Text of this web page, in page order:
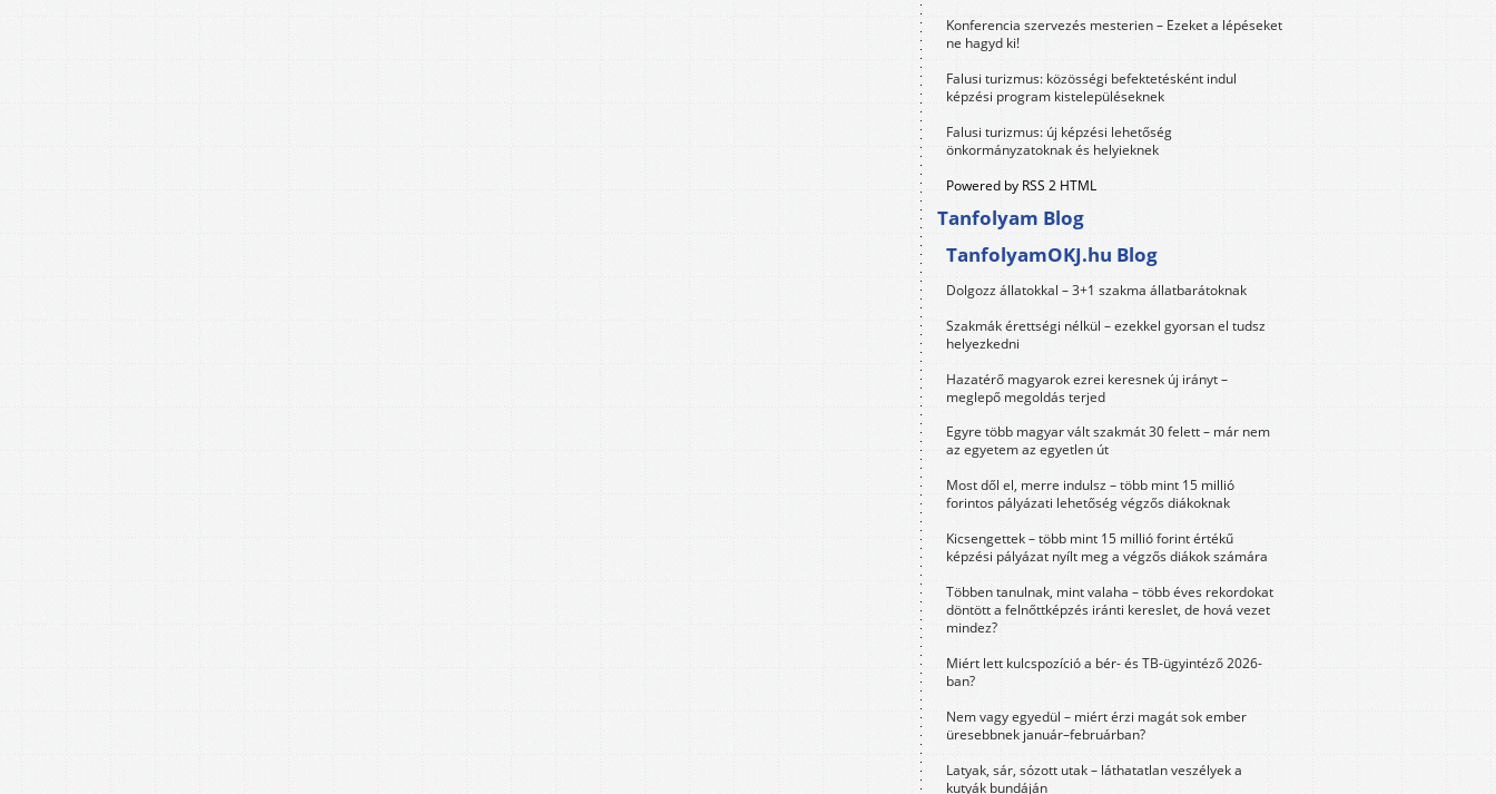
Konferencia szervezés mesterien – Ezeket a lépéseket
ne hagyd ki!
Falusi turizmus: közösségi befektetésként indul
képzési program kistelepüléseknek
Falusi turizmus: új képzési lehetőség
önkormányzatoknak és helyieknek
Powered by RSS 2 HTML
Tanfolyam Blog
TanfolyamOKJ.hu Blog
Dolgozz állatokkal – 3+1 szakma állatbarátoknak
Szakmák érettségi nélkül – ezekkel gyorsan el tudsz
helyezkedni
Hazatérő magyarok ezrei keresnek új irányt –
meglepő megoldás terjed
Egyre több magyar vált szakmát 30 felett – már nem
az egyetem az egyetlen út
Most dől el, merre indulsz – több mint 15 millió
forintos pályázati lehetőség végzős diákoknak
Kicsengettek – több mint 15 millió forint értékű
képzési pályázat nyílt meg a végzős diákok számára
Többen tanulnak, mint valaha – több éves rekordokat
döntött a felnőttképzés iránti kereslet, de hová vezet
mindez?
Miért lett kulcspozíció a bér- és TB-ügyintéző 2026-
ban?
Nem vagy egyedül – miért érzi magát sok ember
üresebbnek január–februárban?
Latyak, sár, sózott utak – láthatatlan veszélyek a
kutyák bundáján